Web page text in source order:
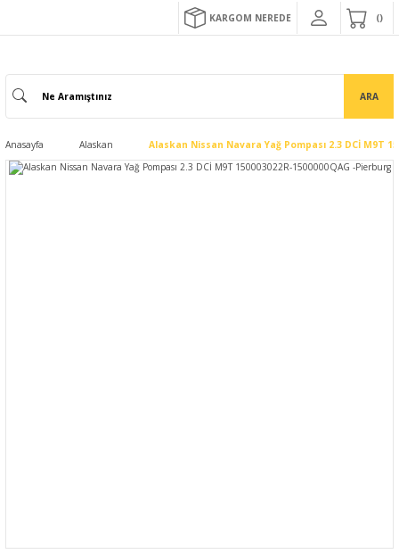
KARGOM NEREDE
ARA
Anasayfa Alaskan Alaskan Nissan Navara Yağ Pompası 2.3 DCİ M9T